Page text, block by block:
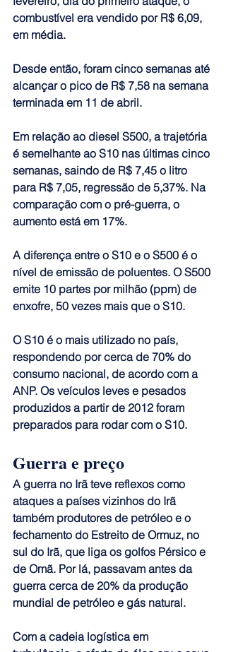
combustível era vendido por R$ 6,09,
em média.
Desde então, foram cinco semanas até
alcançar o pico de R$ 7,58 na semana
terminada em 11 de abril.
Em relação ao diesel S500, a trajetória
é semelhante ao S10 nas últimas cinco
semanas, saindo de R$ 7,45 o litro
para R$ 7,05, regressão de 5,37%. Na
comparação com o pré-guerra, o
aumento está em 17%.
A diferença entre o S10 e o S500 é o
nível de emissão de poluentes. O S500
emite 10 partes por milhão (ppm) de
enxofre, 50 vezes mais que o S10.
O S10 é o mais utilizado no país,
respondendo por cerca de 70% do
consumo nacional, de acordo com a
ANP. Os veículos leves e pesados
produzidos a partir de 2012 foram
preparados para rodar com o S10.
Guerra e preço
A guerra no Irã teve reflexos como
ataques a países vizinhos do Irã
também produtores de petróleo e o
fechamento do Estreito de Ormuz, no
sul do Irã, que liga os golfos Pérsico e
de Omã. Por lá, passavam antes da
guerra cerca de 20% da produção
mundial de petróleo e gás natural.
Com a cadeia logística em